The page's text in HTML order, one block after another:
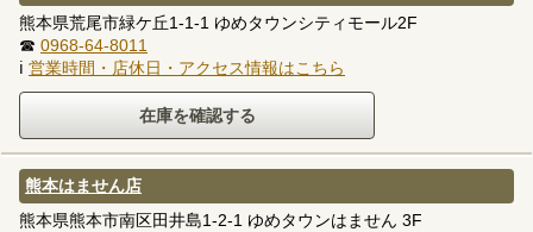
熊本県荒尾市緑ケ丘1-1-1 ゆめタウンシティモール2F
☎ 0968-64-8011
ℹ 営業時間・店休日・アクセス情報はこちら
熊本はません店
熊本県熊本市南区田井島1-2-1 ゆめタウンはません 3F